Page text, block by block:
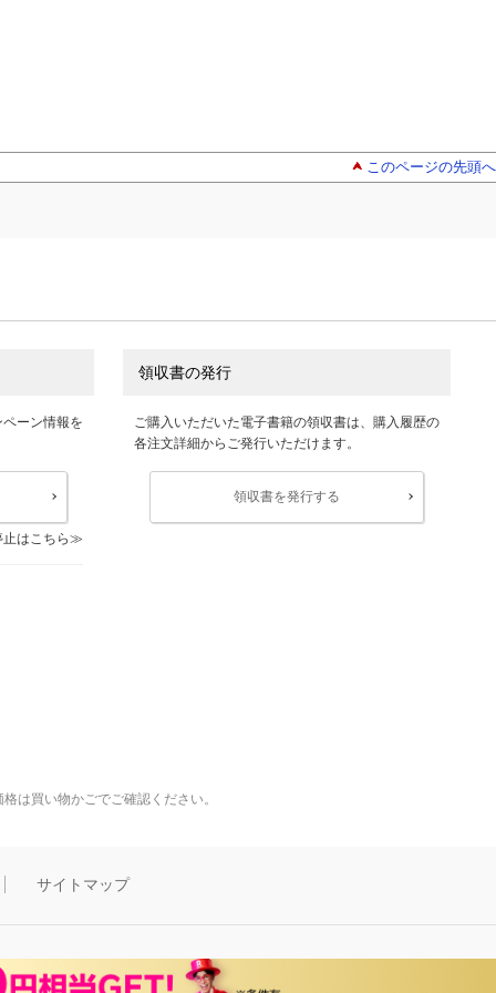
このページの先頭へ
ーン情報を
はこちら
領収書の発行
ご購入いただいた電子書籍の領収書は、購入履歴の
各注文詳細からご発行いただけます。
領収書を発行する
は買い物かごでご確認ください。
サイトマップ